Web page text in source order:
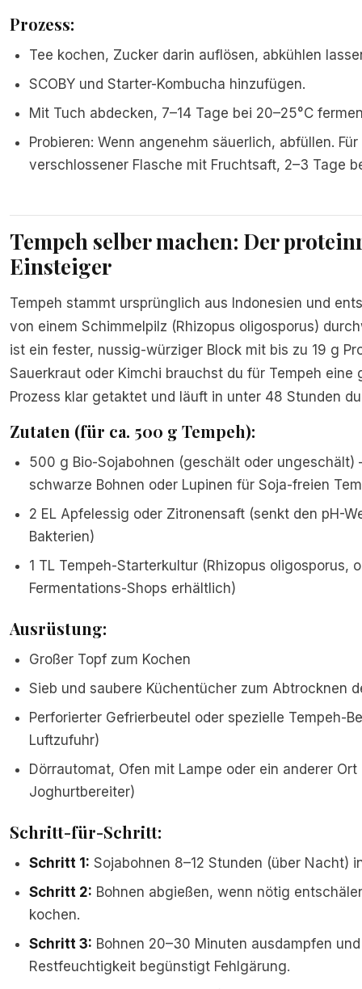
Prozess:
Tee kochen, Zucker darin auflösen, abkühlen
SCOBY und Starter-Kombucha hinzufügen.
Mit Tuch abdecken, 7–14 Tage bei 20–25°C
Probieren: Wenn angenehm säuerlich, abfüllen.
verschlossener Flasche mit Fruchtsaft, 2–3 Tage
Tempeh selber machen: Der
Einsteiger
Tempeh stammt ursprünglich aus Indonesien und
von einem Schimmelpilz (Rhizopus oligosporus)
ist ein fester, nussig-würziger Block mit bis zu 19 g
Sauerkraut oder Kimchi brauchst du für Tempeh
Prozess klar getaktet und läuft in unter 48 Stunden
Zutaten (für ca. 500 g Tempeh):
500 g Bio-Sojabohnen (geschält oder ungeschält)
schwarze Bohnen oder Lupinen für Soja-freien
2 EL Apfelessig oder Zitronensaft (senkt den pH-
Bakterien)
1 TL Tempeh-Starterkultur (Rhizopus oligosporus,
Fermentations-Shops erhältlich)
Ausrüstung:
Großer Topf zum Kochen
Sieb und saubere Küchentücher zum Abtrocknen
Perforierter Gefrierbeutel oder spezielle Tempeh-
Luftzufuhr)
Dörrautomat, Ofen mit Lampe oder ein anderer
Joghurtbereiter)
Schritt-für-Schritt:
Schritt 1: Sojabohnen 8–12 Stunden (über Nacht)
Schritt 2: Bohnen abgießen, wenn nötig
kochen.
Schritt 3: Bohnen 20–30 Minuten ausdampfen
Restfeuchtigkeit begünstigt Fehlgärung.